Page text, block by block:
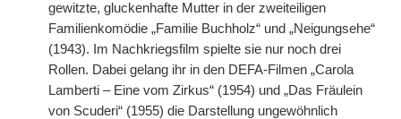
gewitzte, gluckenhafte Mutter in der zweiteiligen
Familienkomödie „Familie Buchholz“ und „Neigungsehe“
(1943). Im Nachkriegsfilm spielte sie nur noch drei
Rollen. Dabei gelang ihr in den DEFA-Filmen „Carola
Lamberti – Eine vom Zirkus“ (1954) und „Das Fräulein
von Scuderi“ (1955) die Darstellung ungewöhnlich